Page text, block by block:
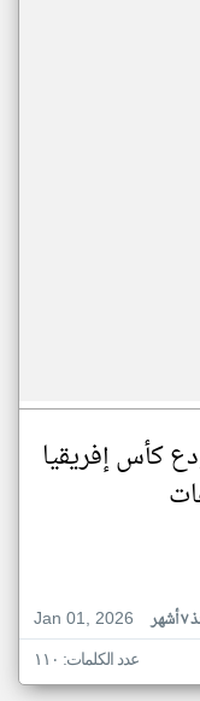
كأس إفريقيا
Jan 01, 2026
عدد الكلمات: ١١٠